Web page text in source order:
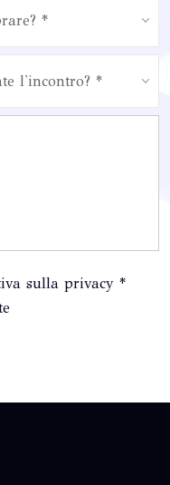
*
l'incontro? *
sulla privacy *